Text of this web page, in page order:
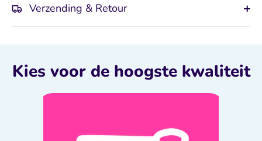
Verzending & Retour
Kies voor de hoogste kwaliteit